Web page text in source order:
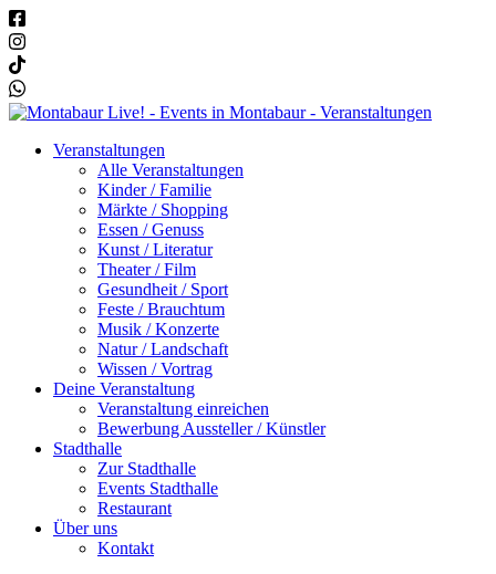
Veranstaltungen
Alle Veranstaltungen
Kinder / Familie
Märkte / Shopping
Essen / Genuss
Kunst / Literatur
Theater / Film
Gesundheit / Sport
Feste / Brauchtum
Musik / Konzerte
Natur / Landschaft
Wissen / Vortrag
Deine Veranstaltung
Veranstaltung einreichen
Bewerbung Aussteller / Künstler
Stadthalle
Zur Stadthalle
Events Stadthalle
Restaurant
Über uns
Kontakt